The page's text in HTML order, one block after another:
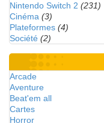
Nintendo Switch 2 (231)
Cinéma (3)
Plateformes (4)
Société (2)
Arcade
Aventure
Beat'em all
Cartes
Horror